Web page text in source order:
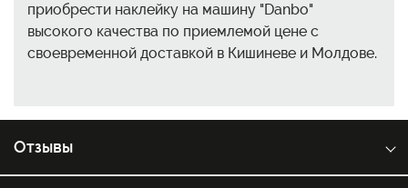
приобрести наклейку на машину "Danbo"
высокого качества по приемлемой цене с
своевременной доставкой в Кишиневе и Молдове.
Отзывы